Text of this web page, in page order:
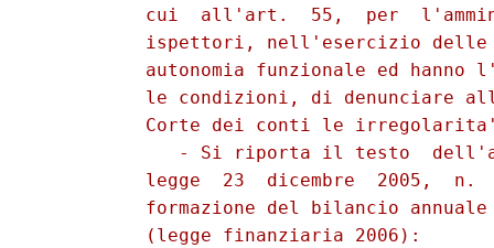
cui  all'art.  55,  per
ispettori, nell'esercizio
autonomia funzionale ed hanno
le condizioni, di denunciare
Corte dei conti le
- Si riporta il testo
legge  23  dicembre  2005,  n.
formazione del bilancio
          (legge finanziaria 2006):